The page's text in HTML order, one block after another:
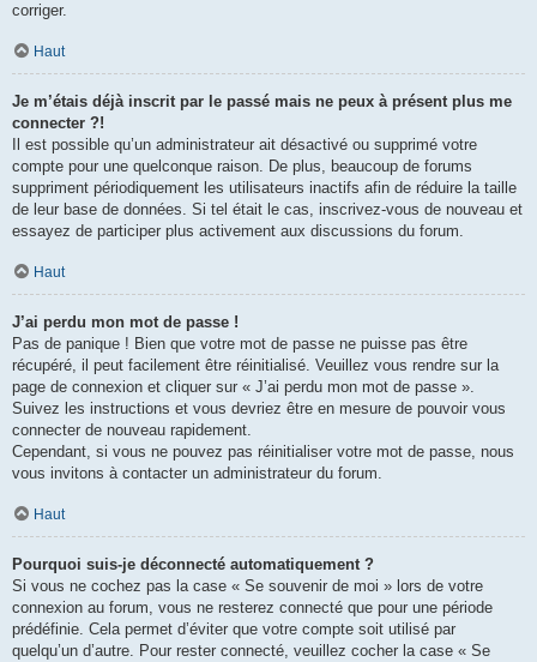
corriger.
Haut
Je m’étais déjà inscrit par le passé mais ne peux à présent plus me
connecter ?!
Il est possible qu’un administrateur ait désactivé ou supprimé votre
compte pour une quelconque raison. De plus, beaucoup de forums
suppriment périodiquement les utilisateurs inactifs afin de réduire la taille
de leur base de données. Si tel était le cas, inscrivez-vous de nouveau et
essayez de participer plus activement aux discussions du forum.
Haut
J’ai perdu mon mot de passe !
Pas de panique ! Bien que votre mot de passe ne puisse pas être
récupéré, il peut facilement être réinitialisé. Veuillez vous rendre sur la
page de connexion et cliquer sur « J’ai perdu mon mot de passe ».
Suivez les instructions et vous devriez être en mesure de pouvoir vous
connecter de nouveau rapidement.
Cependant, si vous ne pouvez pas réinitialiser votre mot de passe, nous
vous invitons à contacter un administrateur du forum.
Haut
Pourquoi suis-je déconnecté automatiquement ?
Si vous ne cochez pas la case « Se souvenir de moi » lors de votre
connexion au forum, vous ne resterez connecté que pour une période
prédéfinie. Cela permet d’éviter que votre compte soit utilisé par
quelqu’un d’autre. Pour rester connecté, veuillez cocher la case « Se